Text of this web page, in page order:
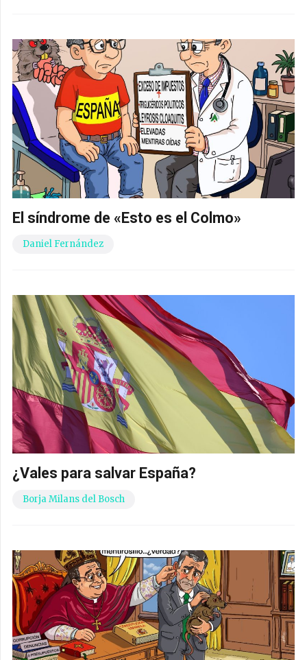
El síndrome de «Esto es el Colmo»
Daniel Fernández
¿Vales para salvar España?
Borja Milans del Bosch